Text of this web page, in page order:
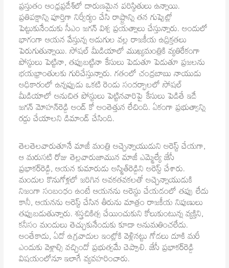
ప్రస్తుతం ఆంధ్రప్రదేశ్‌లో దారుణమైన పరిస్థితులు ఉన్నాయి.
ప్రతిపక్షాన్ని పూర్తిగా నిర్వీర్యం చేసి రాష్ట్రాన్ని తన గుప్పెట్లో
పెట్టుకునేందుకు సీఎం జగన్ విశ్వ ప్రయత్నాలు చేస్తున్నారు. అందులో
భాగంగా ఆయన వేస్తున్న అడుగుల వల్ల రాజకీయ ఉద్రిక్తతలు
పెరుగుతున్నాయి. సోషల్‌ మీడియాలో ముఖ్యమంత్రికి వ్యతిరేకంగా
పోస్టులు పెట్టినా, తప్పుబట్టినా కేసులు పెడుతూ పెడుతూ ప్రజలను
భయభ్రాంతులకు గురిచేస్తున్నారు. గతంలో చంద్రబాబు నాయుడు
అధికారంలో ఉన్నప్పుడు ఒకటి రెండు సందర్భాలలో సోషల్
మీడియాలో అనుచిత పోస్టులు పెట్టినవారిపై కేసులు పెడితే ఇదే
జగన్ మోహన్‌రెడ్డి అండ్ కో అంతెత్తున లేచింది. ఏకంగా ప్రభుత్వాన్ని
రద్దు చేయాలని డిమాండ్ చేసింది.
తెలతెలవారుతూనే మాజీ మంత్రి అచ్చెన్నాయుడుని అరెస్ట్‌ చేయగా,
ఆ మరుసటి రోజు తెల్లవారుజామున మాజీ ఎమ్మెల్యే జేసీ
ప్రభాకర్‌రెడ్డి, ఆయన కుమారుడు అస్మిత్‌రెడ్డిని అరె‌స్ట్‌ చేశారు.
మందుల కొనుగోళ్లలో జరిగిన అవకతవకలతో అచ్చెన్నాయుడుకి
నిజంగా సంబంధం ఉంటే ఆయనను అరెస్టు చేయడంలో తప్పు లేదు
కానీ, ఆయనను అరెస్ట్ చేసిన తీరును మాత్రం రాజకీయ నిపుణులు
తప్పుబడుతున్నారు. శస్త్రచికిత్స చేయించుకుని కోలుకుంటున్న వ్యక్తిని,
కనీసం మందులు తెచ్చుకునేందుకు కూడా అనుమతించలేదు.
అంతేకాదు, ఏదో ఉగ్రవాదుల ఇంట్లోకి వెళ్లినట్టు గోడలు దూకి మరీ
ఎందుకు వెళ్లాల్సి వచ్చిందో ప్రభుత్వమే చెప్పాలి. జేసీ ప్రభాకర్‌రెడ్డి
విషయంలోనూ ఇలాగే వ్యవహరించారు.